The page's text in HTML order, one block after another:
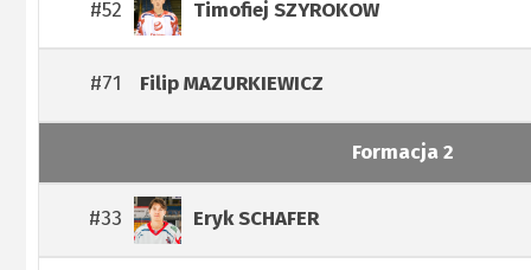
#52 Timofiej SZYROKOW
#71 FilipMAZURKIEWICZ
Formacja 2
#33 ErykSCHAFER